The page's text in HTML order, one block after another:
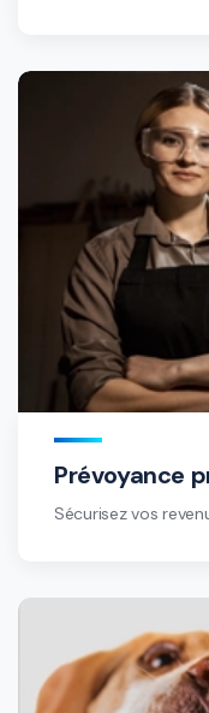
Prévoyance
Sécurisez vos